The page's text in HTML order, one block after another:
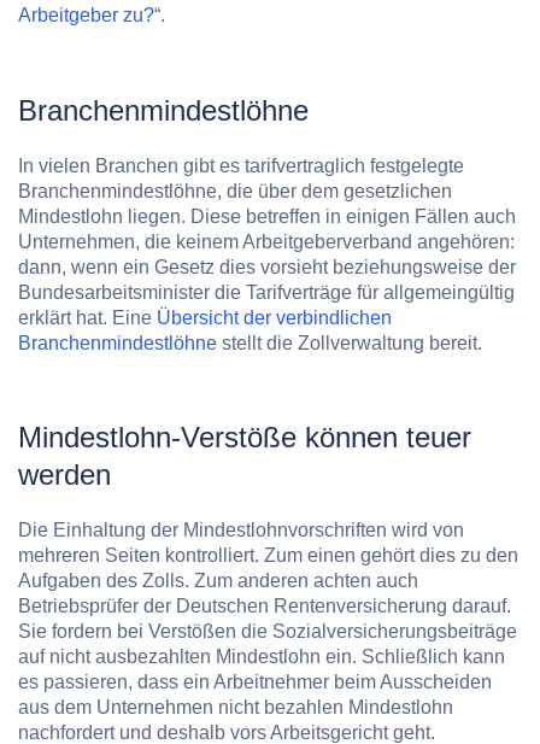
Arbeitgeber zu?“.
Branchenmindestlöhne
In vielen Branchen gibt es tarifvertraglich festgelegte
Branchenmindestlöhne, die über dem gesetzlichen
Mindestlohn liegen. Diese betreffen in einigen Fällen auch
Unternehmen, die keinem Arbeitgeberverband angehören:
dann, wenn ein Gesetz dies vorsieht beziehungsweise der
Bundesarbeitsminister die Tarifverträge für allgemeingültig
erklärt hat. Eine Übersicht der verbindlichen
Branchenmindestlöhne stellt die Zollverwaltung bereit.
Mindestlohn-Verstöße können teuer
werden
Die Einhaltung der Mindestlohnvorschriften wird von
mehreren Seiten kontrolliert. Zum einen gehört dies zu den
Aufgaben des Zolls. Zum anderen achten auch
Betriebsprüfer der Deutschen Rentenversicherung darauf.
Sie fordern bei Verstößen die Sozialversicherungsbeiträge
auf nicht ausbezahlten Mindestlohn ein. Schließlich kann
es passieren, dass ein Arbeitnehmer beim Ausscheiden
aus dem Unternehmen nicht bezahlen Mindestlohn
nachfordert und deshalb vors Arbeitsgericht geht.